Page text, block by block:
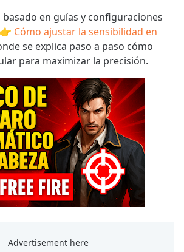
en guías y configuraciones
Cómo ajustar la sensibilidad en
se explica paso a paso cómo
para maximizar la precisión.